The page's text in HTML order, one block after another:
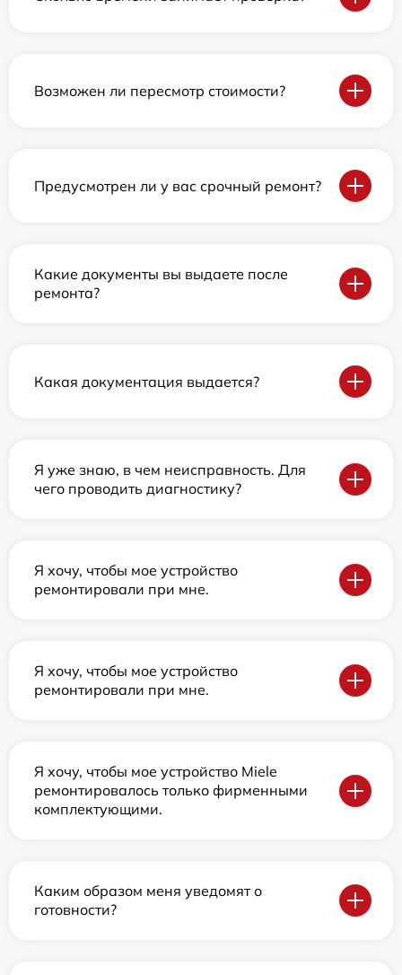
Возможен ли пересмотр стоимости?
Предусмотрен ли у вас срочный ремонт?
Какие документы вы выдаете после
ремонта?
Какая документация выдается?
Я уже знаю, в чем неисправность. Для
чего проводить диагностику?
Я хочу, чтобы мое устройство
ремонтировали при мне.
Я хочу, чтобы мое устройство
ремонтировали при мне.
Я хочу, чтобы мое устройство Miele
ремонтировалось только фирменными
комплектующими.
Каким образом меня уведомят о
готовности?